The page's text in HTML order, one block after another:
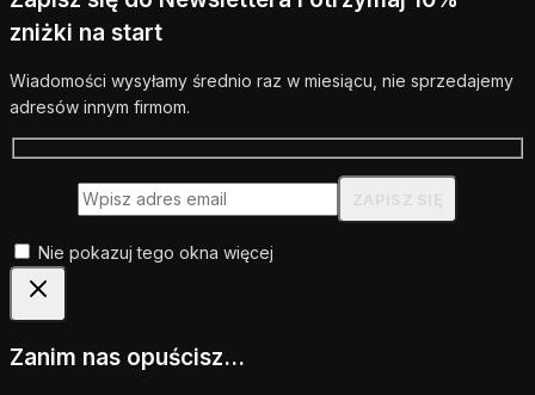
zniżki na start
Wiadomości wysyłamy średnio raz w miesiącu, nie sprzedajemy
adresów innym firmom.
Nie pokazuj tego okna więcej
Zanim nas opuścisz...